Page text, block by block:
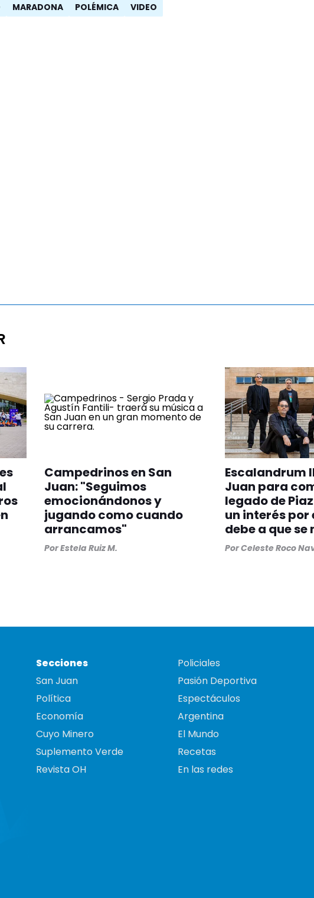
MARADONA POLÉMICA VIDEO
Campedrinos en San
Juan: "Seguimos
emocionándonos y
jugando como cuando
arrancamos"
PorEstela Ruiz M.
Escalandrum
Juan para
legado de
un interés por
debe a que
PorCeleste Roco
Secciones
San Juan
Política
Economía
Cuyo Minero
Suplemento Verde
Revista OH
Policiales
Pasión Deportiva
Espectáculos
Argentina
El Mundo
Recetas
En las redes